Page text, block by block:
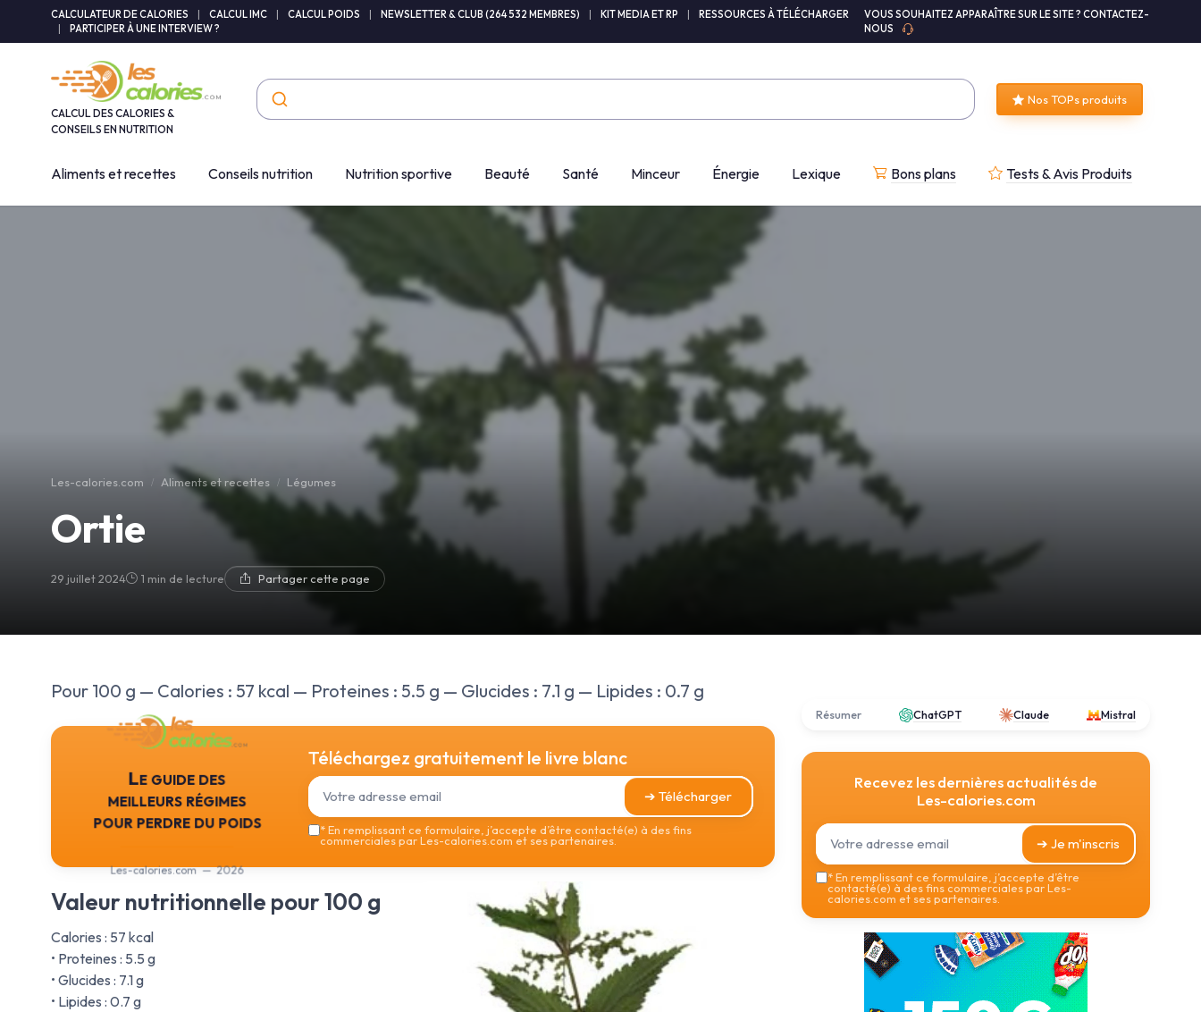
CALCULATEUR DE CALORIES CALCUL IMC CALCUL POIDS NEWSLETTER & CLUB (264 532 MEMBRES) KIT MEDIA ET RP
RESSOURCES À TÉLÉCHARGER
PARTICIPER À UNE INTERVIEW ?
VOUS SOUHAITEZ APPARAÎTRE SUR LE SITE ? CONTACTEZ-
NOUS
CALCUL DES CALORIES &
CONSEILS EN NUTRITION
Nos TOPs produits
Aliments et recettes Conseils nutrition Nutrition sportive Beauté Santé Minceur Énergie Lexique Bons plans Tests & Avis Produits
Les-calories.com Aliments et recettes Légumes
Ortie
29 juillet 2024 1 min de lecture Partager cette page
Pour 100 g — Calories : 57 kcal — Proteines : 5.5 g — Glucides : 7.1 g — Lipides : 0.7 g
Le guide des
meilleurs régimes
pour perdre du poids
Les-calories.com — 2026
Téléchargez gratuitement le livre blanc
➔ Télécharger
*En remplissant ce formulaire, j’accepte d’être contacté(e) à des fins
commerciales par Les-calories.com et ses partenaires.
Valeur nutritionnelle pour 100 g
Calories : 57 kcal
• Proteines : 5.5 g
• Glucides : 7.1 g
• Lipides : 0.7 g
Résumer ChatGPT Claude Mistral
Recevez les dernières actualités de
Les-calories.com
➔ Je m'inscris
*En remplissant ce formulaire, j’accepte d’être
contacté(e) à des fins commerciales par Les-
calories.com et ses partenaires.
Panneau de gestion des cookies